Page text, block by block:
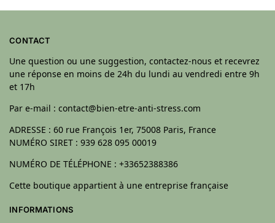
CONTACT
Une question ou une suggestion, contactez-nous et recevrez
une réponse en moins de 24h du lundi au vendredi entre 9h
et 17h
Par e-mail : contact@bien-etre-anti-stress.com
ADRESSE : 60 rue François 1er, 75008 Paris, France
NUMÉRO SIRET : 939 628 095 00019
NUMÉRO DE TÉLÉPHONE : +33652388386
Cette boutique appartient à une entreprise française
INFORMATIONS